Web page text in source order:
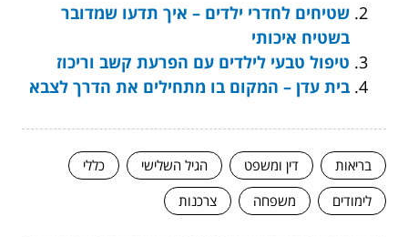
שטיחים לחדרי ילדים – איך תדעו שמדובר
בשטיח איכותי
טיפול טבעי לילדים עם הפרעת קשב וריכוז
בית עדן – המקום בו מתחילים את הדרך לצבא
בריאות דין ומשפט הגיל השלישי
כללי
לימודים
משפחה צרכנות